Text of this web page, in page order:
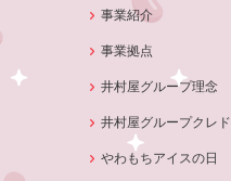
事業紹介
事業拠点
井村屋グループ理念
井村屋グループクレド
やわもちアイスの日